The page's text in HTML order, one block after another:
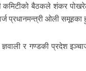
कमिटीको बैठकले शंकर
प्रधानमन्त्री ओली समूहका
र गण्डकी प्रदेश